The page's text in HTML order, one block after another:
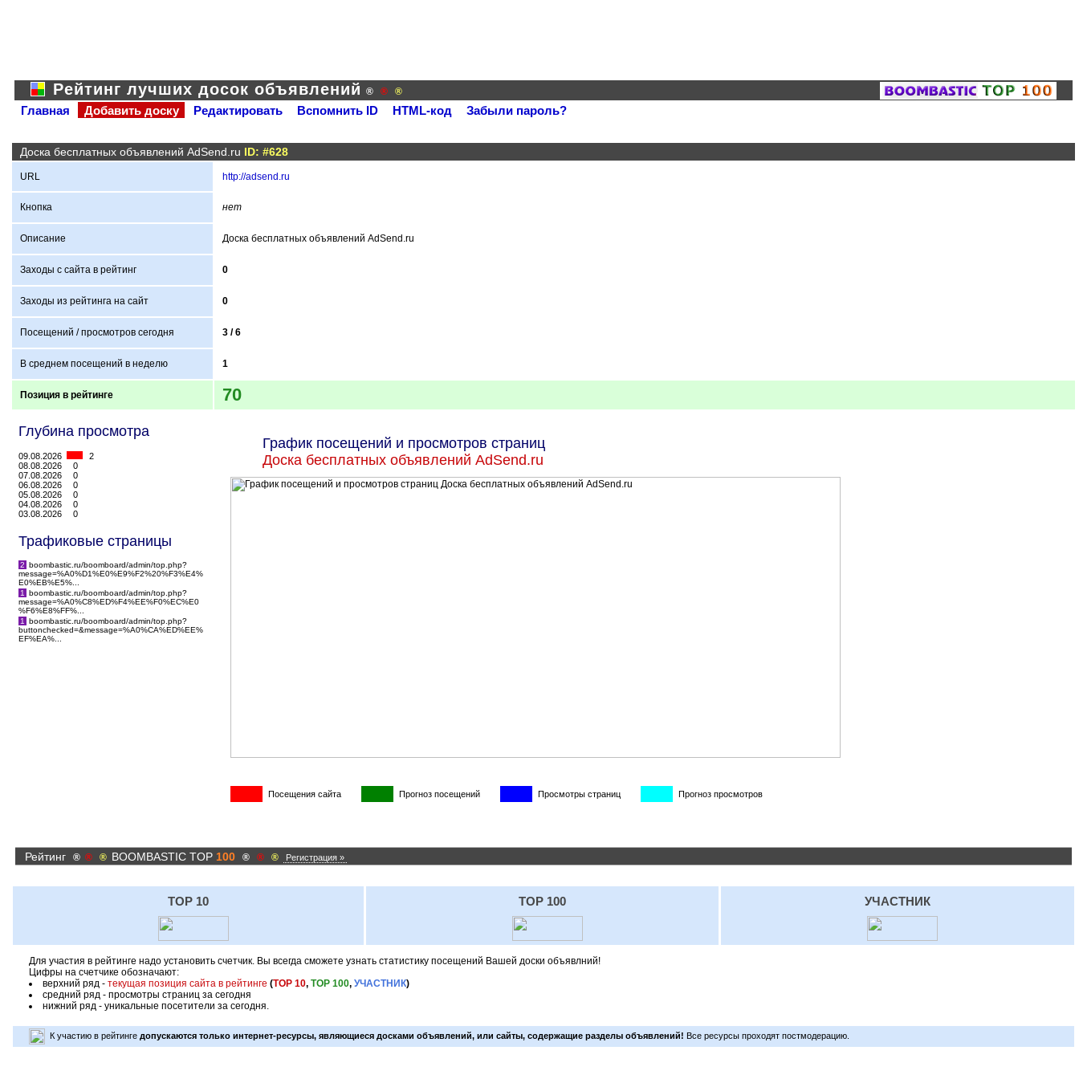
Рейтинг лучших досок объявлений ® ® ®
Главная Добавить доску Редактировать Вспомнить ID HTML-код Забыли пароль?
Доска бесплатных объявлений AdSend.ru ID: #628
URL http://adsend.ru
Кнопка нет
Описание Доска бесплатных объявлений AdSend.ru
Заходы с сайта в рейтинг 0
Заходы из рейтинга на сайт 0
Посещений / просмотров сегодня 3 /6
В среднем посещений в неделю 1
Позиция в рейтинге 70
Глубина просмотра
09.08.2026
2
08.08.2026
0
07.08.2026
0
06.08.2026
0
05.08.2026
0
04.08.2026
0
03.08.2026
0
Трафиковые страницы
2 boombastic.ru/boomboard/admin/top.php?
message=%A0%D1%E0%E9%F2%20%F3%E4%
E0%EB%E5%...
1
boombastic.ru/boomboard/admin/top.php?
message=%A0%C8%ED%F4%EE%F0%EC%E0
%F6%E8%FF%...
1
boombastic.ru/boomboard/admin/top.php?
buttonchecked=&message=%A0%CA%ED%EE%
EF%EA%...
График посещений и просмотров страниц
Доска бесплатных объявлений AdSend.ru
Посещения сайта Прогноз посещений Просмотры страниц Прогноз просмотров
Рейтинг ® ® ® BOOMBASTIC TOP 100 ® ® ® Регистрация »
TOP 10 TOP 100 УЧАСТНИК
Для участия в рейтинге надо установить счетчик. Вы всегда сможете узнать статистику посещений Вашей доски объявлний!
Цифры на счетчике обозначают:
верхний ряд - текущая позиция сайта в рейтинге (TOP 10, TOP 100, УЧАСТНИК)
средний ряд - просмотры страниц за сегодня
нижний ряд - уникальные посетители за сегодня.
К участию в рейтинге допускаются только интернет-ресурсы, являющиеся досками объявлений, или сайты, содержащие разделы объявлений! Все ресурсы проходят постмодерацию.